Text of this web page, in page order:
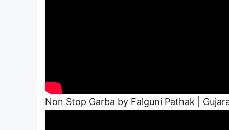
Non Stop Garba by Falguni Pathak |